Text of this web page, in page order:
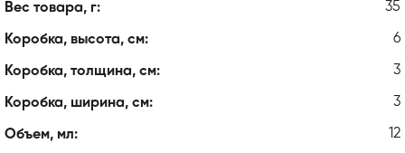
Вес товара, г: 35
Коробка, высота, см: 6
Коробка, толщина, см: 3
Коробка, ширина, см: 3
Объем, мл: 12